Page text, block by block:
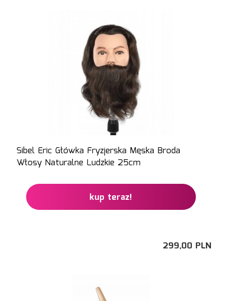
Sibel Eric Główka Fryzjerska Męska Broda
Włosy Naturalne Ludzkie 25cm
kup teraz!
299,00 PLN